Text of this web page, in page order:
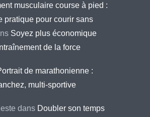
musculaire course à pied :
pratique pour courir sans
Soyez plus économique
de la force
de marathonienne :
multi-sportive
dans Doubler son temps